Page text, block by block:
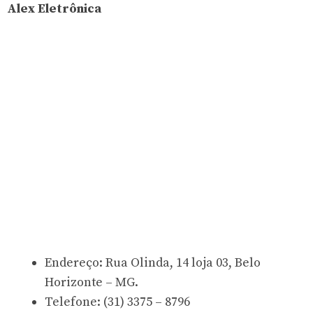
Alex Eletrônica
Endereço: Rua Olinda, 14 loja 03, Belo
Horizonte – MG.
Telefone: (31) 3375 – 8796